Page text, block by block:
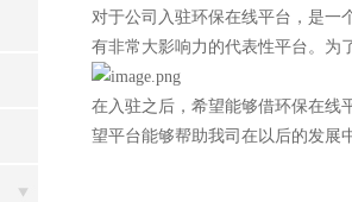
对于公司入驻环保在线平台，是一
有非常大影响力的代表性平台。为
在入驻之后，希望能够借环保在线
望平台能够帮助我司在以后的发展